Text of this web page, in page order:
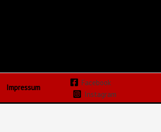
Impressum
Facebook
Instagram